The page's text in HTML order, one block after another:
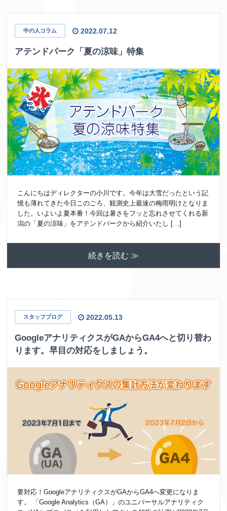
中の人コラム 2022.07.12
アテンドパーク「夏の涼味」特集
こんにちはディレクターの小川です。今年は大雪だったという記
憶も薄れてきた今日このごろ、観測史上最速の梅雨明けとなりま
した。いよいよ夏本番！今回は暑さをフッと忘れさせてくれる新
潟の「夏の涼味」をアテンドパークから紹介いたし […]
続きを読む ≫
スタッフブログ 2022.05.13
GoogleアナリティクスがGAからGA4へと切り替わ
ります。早目の対応をしましょう。
要対応！GoogleアナリティクスがGAからGA4へ変更になりま
す。 「Google Analytics（GA）」のユニバーサルアナリティク